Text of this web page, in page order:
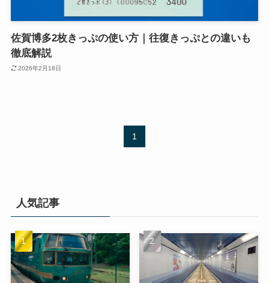
佐賀博多2枚きっぷの使い方｜往復きっぷとの違いも
徹底解説
2026年2月18日
1
人気記事